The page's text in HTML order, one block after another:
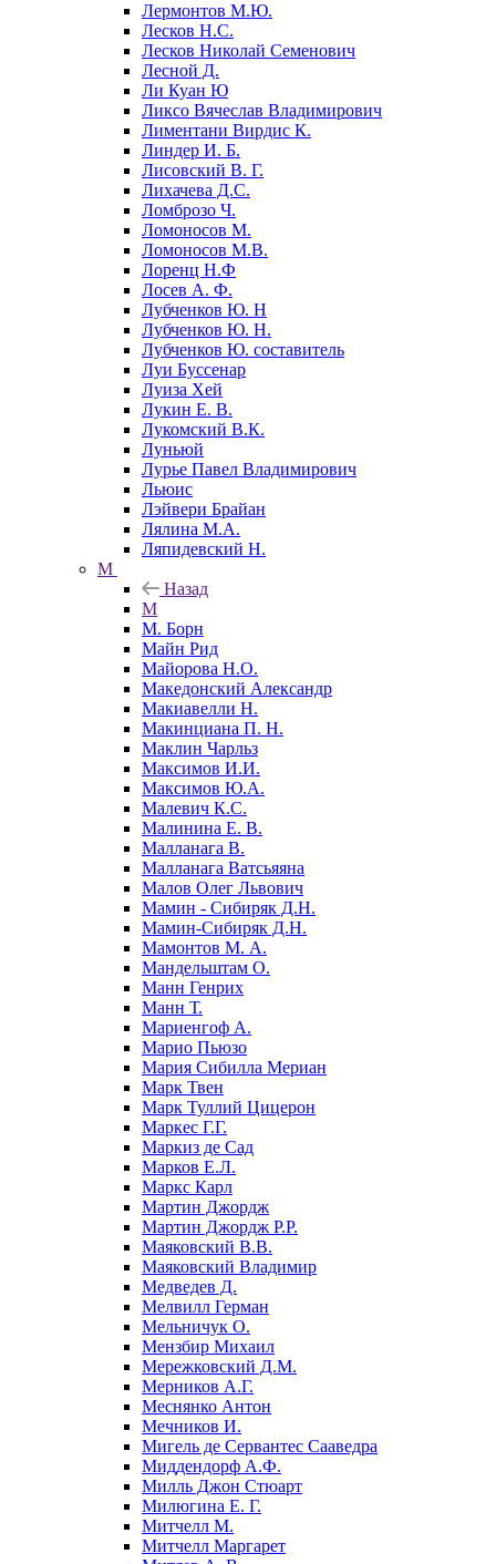
Лермонтов М.Ю.
Лесков Н.С.
Лесков Николай Семенович
Лесной Д.
Ли Куан Ю
Ликсо Вячеслав Владимирович
Лиментани Вирдис К.
Линдер И. Б.
Лисовский В. Г.
Лихачева Д.С.
Ломброзо Ч.
Ломоносов М.
Ломоносов М.В.
Лоренц Н.Ф
Лосев А. Ф.
Лубченков Ю. Н
Лубченков Ю. Н.
Лубченков Ю. составитель
Луи Буссенар
Луиза Хей
Лукин Е. В.
Лукомский В.К.
Луньюй
Лурье Павел Владимирович
Льюис
Лэйвери Брайан
Лялина М.А.
Ляпидевский Н.
М
Назад
М
М. Борн
Майн Рид
Майорова Н.О.
Македонский Александр
Макиавелли Н.
Макинциана П. Н.
Маклин Чарльз
Максимов И.И.
Максимов Ю.А.
Малевич К.С.
Малинина Е. В.
Малланага В.
Малланага Ватсьяяна
Малов Олег Львович
Мамин - Сибиряк Д.Н.
Мамин-Сибиряк Д.Н.
Мамонтов М. А.
Мандельштам О.
Манн Генрих
Манн Т.
Мариенгоф А.
Марио Пьюзо
Мария Сибилла Мериан
Марк Твен
Марк Туллий Цицерон
Маркес Г.Г.
Маркиз де Сад
Марков Е.Л.
Маркс Карл
Мартин Джордж
Мартин Джордж Р.Р.
Маяковский В.В.
Маяковский Владимир
Медведев Д.
Мелвилл Герман
Мельничук О.
Мензбир Михаил
Мережковский Д.М.
Мерников А.Г.
Меснянко Антон
Мечников И.
Мигель де Сервантес Сааведра
Миддендорф А.Ф.
Милль Джон Стюарт
Милюгина Е. Г.
Митчелл М.
Митчелл Маргарет